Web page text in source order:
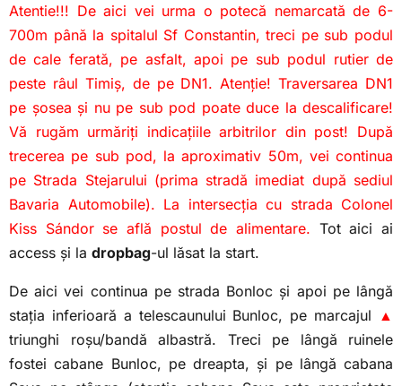
Atentie!!! De aici vei urma o potecă nemarcată de 6-
700m până la spitalul Sf Constantin, treci pe sub podul
de cale ferată, pe asfalt, apoi pe sub podul rutier de
peste râul Timiș, de pe DN1. Atenție! Traversarea DN1
pe șosea și nu pe sub pod poate duce la descalificare!
Vă rugăm urmăriți indicațiile arbitrilor din post! După
trecerea pe sub pod, la aproximativ 50m, vei continua
pe Strada Stejarului (prima stradă imediat după sediul
Bavaria Automobile). La intersecția cu strada Colonel
Kiss Sándor se află postul de alimentare. Tot aici ai
access și la dropbag-ul lăsat la start.
De aici vei continua pe strada Bonloc și apoi pe lângă
stația inferioară a telescaunului Bunloc, pe marcajul
▲
triunghi roșu/bandă albastră. Treci pe lângă ruinele
fostei cabane Bunloc, pe dreapta, și pe lângă cabana